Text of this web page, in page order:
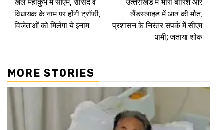
Reading
खेल महाकुंभ में सीएम, सांसद व
विधायक के नाम पर होंगी ट्रॉफी,
विजेताओं को मिलेगा ये इनाम
उत्‍तराखंड में भारी बारिश और
लैंडस्‍लाइड में आठ की मौत,
प्रशासन के निरंतर संपर्क में सीएम
धामी; जताया शोक
MORE STORIES